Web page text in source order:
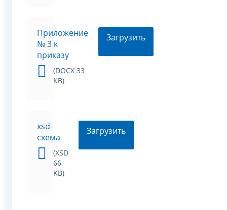
Приложение
№ 3 к
приказу
(DOCX 33
KB)
Загрузить
xsd-
схема
(XSD
66
KB)
Загрузить